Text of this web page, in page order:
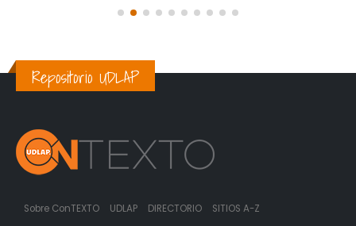
Repositorio UDLAP
Sobre ConTEXTO UDLAP DIRECTORIO SITIOS A-Z